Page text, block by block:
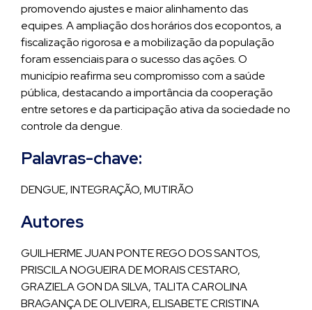
promovendo ajustes e maior alinhamento das
equipes. A ampliação dos horários dos ecopontos, a
fiscalização rigorosa e a mobilização da população
foram essenciais para o sucesso das ações. O
município reafirma seu compromisso com a saúde
pública, destacando a importância da cooperação
entre setores e da participação ativa da sociedade no
controle da dengue.
Palavras-chave:
DENGUE, INTEGRAÇÃO, MUTIRÃO
Autores
GUILHERME JUAN PONTE REGO DOS SANTOS,
PRISCILA NOGUEIRA DE MORAIS CESTARO,
GRAZIELA GON DA SILVA, TALITA CAROLINA
BRAGANÇA DE OLIVEIRA, ELISABETE CRISTINA